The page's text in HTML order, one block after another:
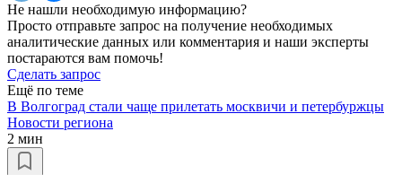
Не нашли необходимую информацию?
Просто отправьте запрос на получение необходимых
аналитические данных или комментария и наши эксперты
постараются вам помочь!
Сделать запрос
Ещё по теме
В Волгоград стали чаще прилетать москвичи и петербуржцы
Новости региона
2 мин